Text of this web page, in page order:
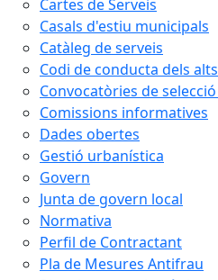
Cartes de Serveis
Casals d'estiu municipals
Catàleg de serveis
Codi de conducta dels
Convocatòries de
Comissions informatives
Dades obertes
Gestió urbanística
Govern
Junta de govern local
Normativa
Perfil de Contractant
Pla de Mesures Antifrau